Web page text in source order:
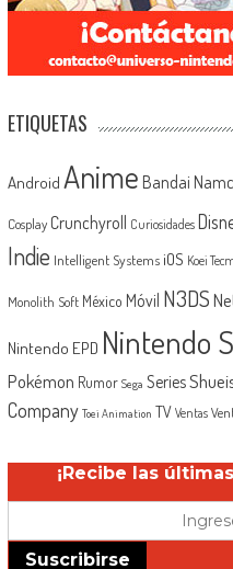
ETIQUETAS
Android Anime Bandai
Cosplay Crunchyroll Curiosidades
Indie Intelligent Systems iOS Koei
Monolith Soft México Móvil N3DS
Nintendo EPD Nintendo
Pokémon Rumor Sega Series
Company Toei Animation TV Ventas
¡Recibe las
Suscribirse